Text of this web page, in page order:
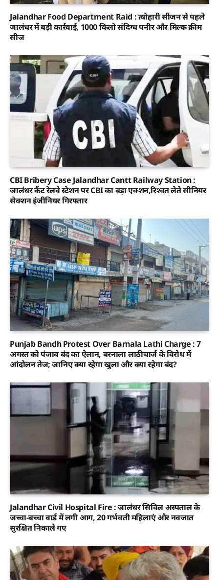
Jalandhar Food Department Raid : त्योहारी सीजन से पहले
जालंधर में बड़ी कार्रवाई, 1000 किलो संदिग्ध पनीर और मिल्क क्रीम
सीज
CBI Bribery Case Jalandhar Cantt Railway Station :
जालंधर कैंट रेलवे स्टेशन पर CBI का बड़ा एक्शन,रिश्वत लेते सीनियर
सेक्शन इंजीनियर गिरफ्तार
Punjab Bandh Protest Over Barnala Lathi Charge : 7
अगस्त को पंजाब बंद का ऐलान, बरनाला लाठीचार्ज के विरोध में
आंदोलन तेज; जानिए क्या रहेगा खुला और क्या रहेगा बंद?
Jalandhar Civil Hospital Fire : जालंधर सिविल अस्पताल के
जच्चा-बच्चा वार्ड में लगी आग, 20 गर्भवती महिलाएं और नवजात
सुरक्षित निकाले गए